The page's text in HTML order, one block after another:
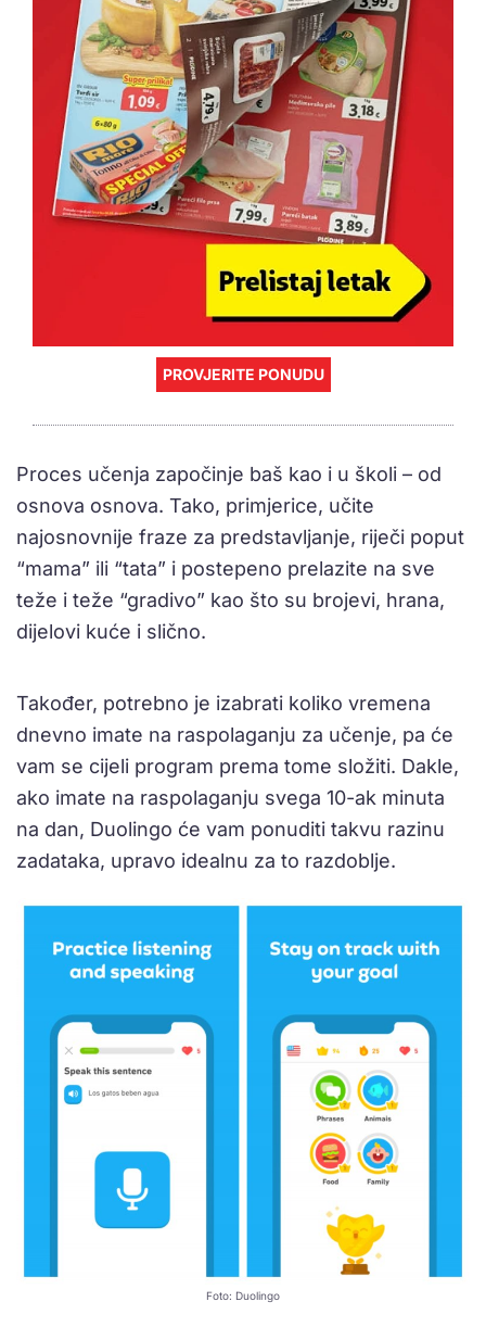
PROVJERITE PONUDU
Proces učenja započinje baš kao i u školi – od
osnova osnova. Tako, primjerice, učite
najosnovnije fraze za predstavljanje, riječi poput
“mama” ili “tata” i postepeno prelazite na sve
teže i teže “gradivo” kao što su brojevi, hrana,
dijelovi kuće i slično.
Također, potrebno je izabrati koliko vremena
dnevno imate na raspolaganju za učenje, pa će
vam se cijeli program prema tome složiti. Dakle,
ako imate na raspolaganju svega 10-ak minuta
na dan, Duolingo će vam ponuditi takvu razinu
zadataka, upravo idealnu za to razdoblje.
Foto: Duolingo